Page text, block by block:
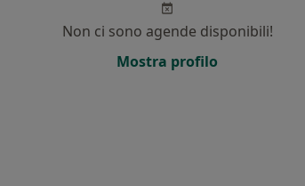
Non ci sono agende disponibili!
Mostra profilo